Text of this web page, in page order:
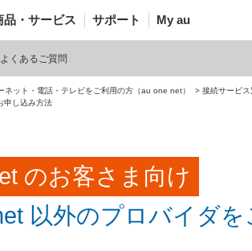
品・サービス サポート My au
よくあるご質問
ネット・電話・テレビをご利用の方（au one net）
接続サービ
申し込み方法
のお客さま向け
以外のプロバイダ